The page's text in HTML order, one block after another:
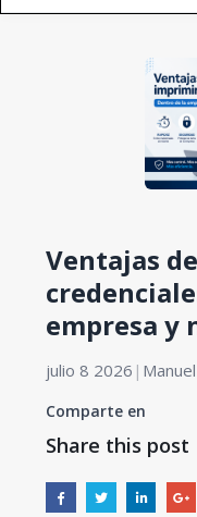
Ventajas
empresa y
julio 8 2026 |
Comparte en
Share this post